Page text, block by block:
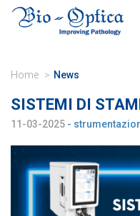
Home News
SISTEMI DI
11-03-2025 -